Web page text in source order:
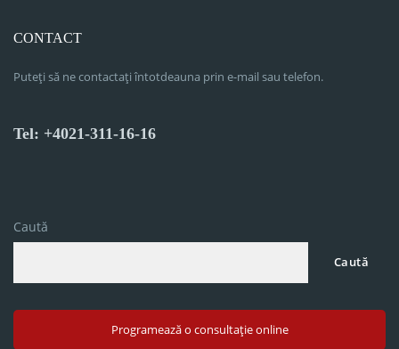
CONTACT
Puteți să ne contactați întotdeauna prin e-mail sau telefon.
Tel: +4021-311-16-16
Caută
Caută
Programează o consultație online